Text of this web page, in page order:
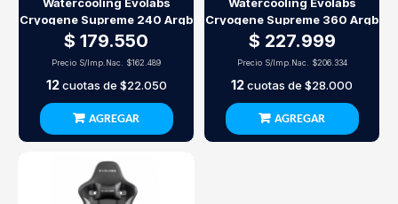
Cryogene Supreme 240 Argb
$ 179.550
Precio S/Imp.Nac. $162.489
12cuotas de $22.050
AGREGAR
Cryogene Supreme 360 Argb
$ 227.999
Precio S/Imp.Nac. $206.334
12cuotas de $28.000
AGREGAR